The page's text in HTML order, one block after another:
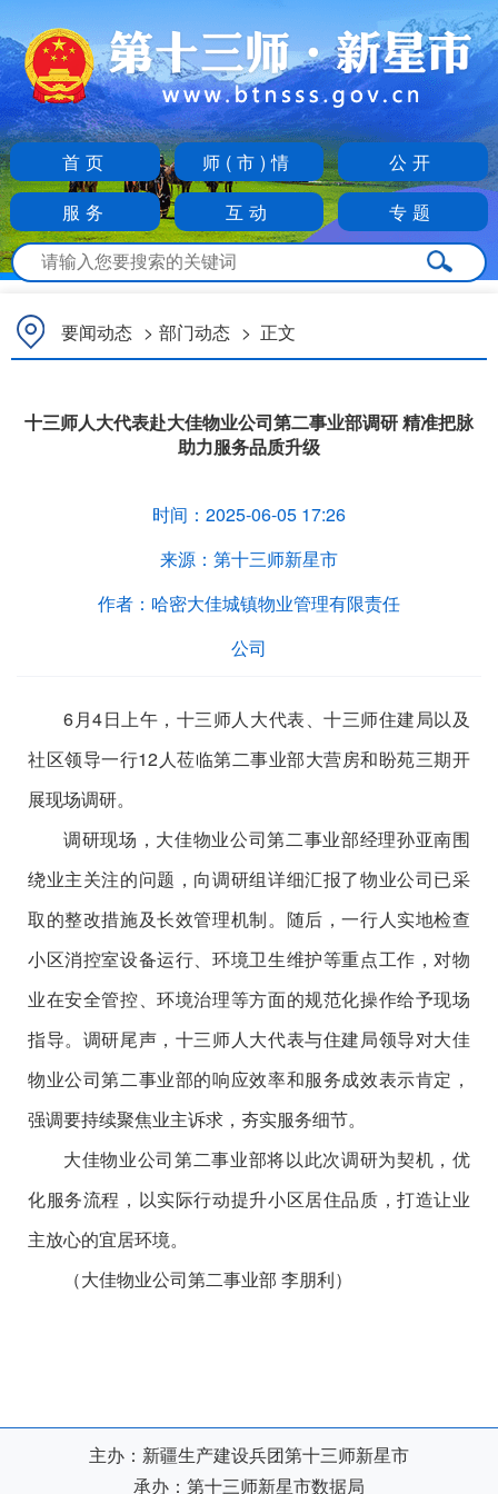
首页 师(市)情
公开
服务
互动 专题
要闻动态 > 部门动态 > 正文
十三师人大代表赴大佳物业公司第二事业部调研 精准把脉
助力服务品质升级
时间： 2025-06-05 17:26
来源： 第十三师新星市
作者： 哈密大佳城镇物业管理有限责任
公司
6月4日上午，十三师人大代表、十三师住建局以及
社区领导一行12人莅临第二事业部大营房和盼苑三期开
展现场调研。
调研现场，大佳物业公司第二事业部经理孙亚南围
绕业主关注的问题，向调研组详细汇报了物业公司已采
取的整改措施及长效管理机制。随后，一行人实地检查
小区消控室设备运行、环境卫生维护等重点工作，对物
业在安全管控、环境治理等方面的规范化操作给予现场
指导。调研尾声，十三师人大代表与住建局领导对大佳
物业公司第二事业部的响应效率和服务成效表示肯定，
强调要持续聚焦业主诉求，夯实服务细节。
大佳物业公司第二事业部将以此次调研为契机，优
化服务流程，以实际行动提升小区居住品质，打造让业
主放心的宜居环境。
（大佳物业公司第二事业部 李朋利）
主办：新疆生产建设兵团第十三师新星市
承办：第十三师新星市数据局